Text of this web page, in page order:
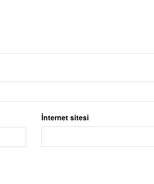
İnternet sitesi